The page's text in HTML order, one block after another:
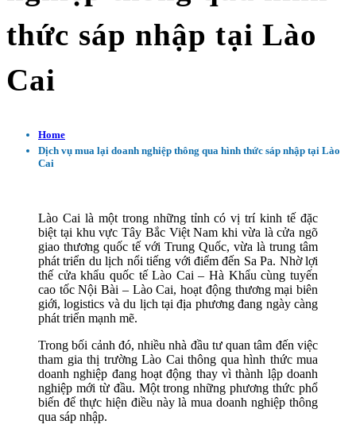
thức sáp nhập tại Lào
Cai
Home
Dịch vụ mua lại doanh nghiệp thông qua hình thức sáp nhập tại Lào
Cai
Lào Cai là một trong những tỉnh có vị trí kinh tế đặc
biệt tại khu vực Tây Bắc Việt Nam khi vừa là cửa ngõ
giao thương quốc tế với Trung Quốc, vừa là trung tâm
phát triển du lịch nổi tiếng với điểm đến Sa Pa. Nhờ lợi
thế cửa khẩu quốc tế Lào Cai – Hà Khẩu cùng tuyến
cao tốc Nội Bài – Lào Cai, hoạt động thương mại biên
giới, logistics và du lịch tại địa phương đang ngày càng
phát triển mạnh mẽ.
Trong bối cảnh đó, nhiều nhà đầu tư quan tâm đến việc
tham gia thị trường Lào Cai thông qua hình thức mua
doanh nghiệp đang hoạt động thay vì thành lập doanh
nghiệp mới từ đầu. Một trong những phương thức phổ
biến để thực hiện điều này là mua doanh nghiệp thông
qua sáp nhập.